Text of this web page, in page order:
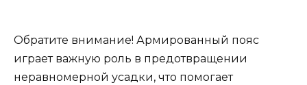
Обратите внимание! Армированный пояс
играет важную роль в предотвращении
неравномерной усадки, что помогает